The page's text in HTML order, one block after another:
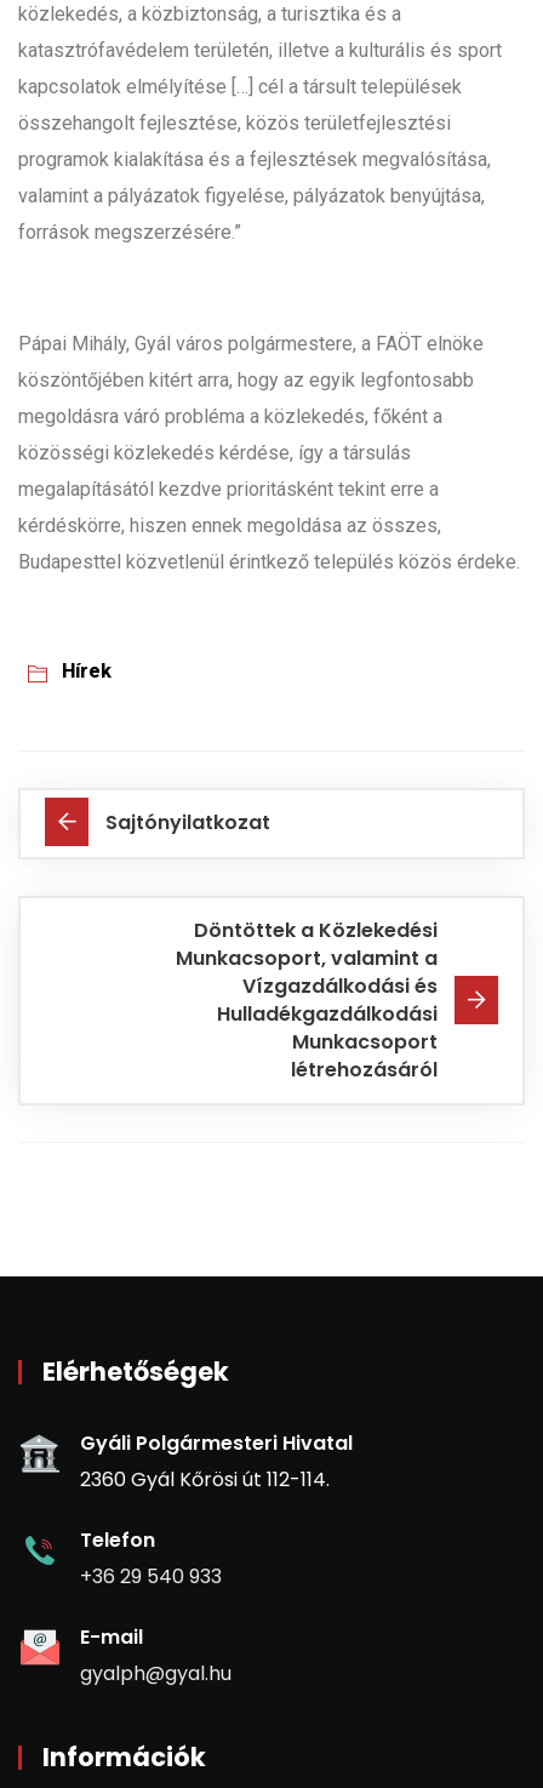
közlekedés, a közbiztonság, a turisztika és a
katasztrófavédelem területén, illetve a kulturális és sport
kapcsolatok elmélyítése […] cél a társult települések
összehangolt fejlesztése, közös területfejlesztési
programok kialakítása és a fejlesztések megvalósítása,
valamint a pályázatok figyelése, pályázatok benyújtása,
források megszerzésére.”
Pápai Mihály, Gyál város polgármestere, a FAÖT elnöke
köszöntőjében kitért arra, hogy az egyik legfontosabb
megoldásra váró probléma a közlekedés, főként a
közösségi közlekedés kérdése, így a társulás
megalapításától kezdve prioritásként tekint erre a
kérdéskörre, hiszen ennek megoldása az összes,
Budapesttel közvetlenül érintkező település közös érdeke.
Hírek
Sajtónyilatkozat
Döntöttek a Közlekedési
Munkacsoport, valamint a
Vízgazdálkodási és
Hulladékgazdálkodási
Munkacsoport
létrehozásáról
Elérhetőségek
Gyáli Polgármesteri Hivatal
2360 Gyál Kőrösi út 112-114.
Telefon
+36 29 540 933
E-mail
gyalph@gyal.hu
Információk